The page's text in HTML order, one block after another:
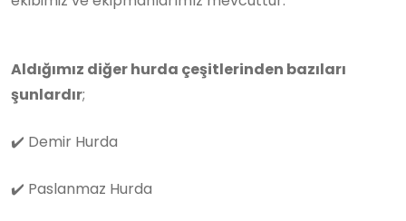
Aldığımız diğer hurda çeşitlerinden bazıları
şunlardır;
✔️ Demir Hurda
✔️ Paslanmaz Hurda